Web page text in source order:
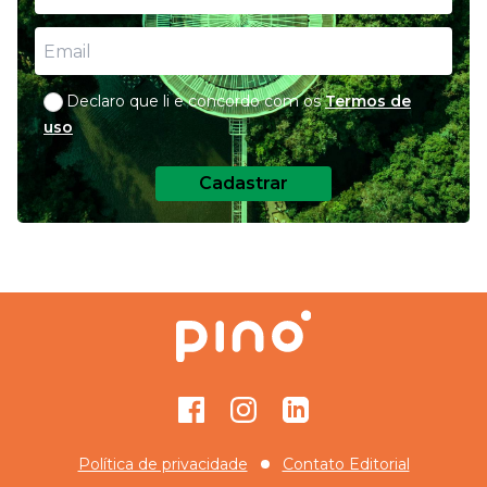
Declaro que li e concordo com os Termos de
uso
Cadastrar
FacebookInstagramGitHub
Política de privacidade Contato Editorial